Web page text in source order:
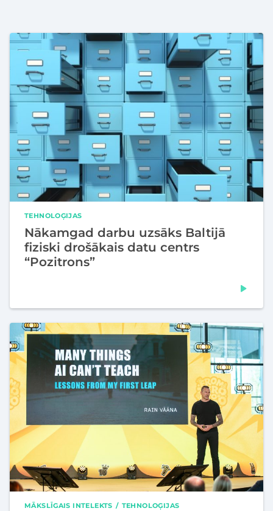
TEHNOLOĢIJAS
Nākamgad darbu uzsāks Baltijā
fiziski drošākais datu centrs
“Pozitrons”
MĀKSLĪGAIS INTELEKTS TEHNOLOĢIJAS